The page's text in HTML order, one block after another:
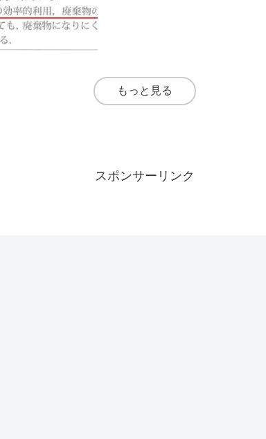
もっと見る
スポンサーリンク